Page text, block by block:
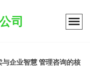
司
与企业智慧 管理咨询的核